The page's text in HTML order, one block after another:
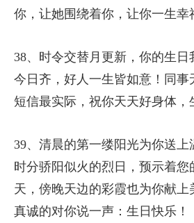
你，让她围绕着你，让你一生幸
38、时令交替月更新，你的生
今日齐，好人一生皆如意！同事
短信最实际，祝你天天好身体，
39、清晨的第一缕阳光为你送
时分骄阳似火的烈日，预示着您
天，傍晚天边的彩霞也为你献上
真诚的对你说一声：生日快乐！